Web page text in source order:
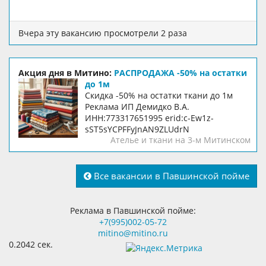
Вчера эту вакансию просмотрели 2 раза
Акция дня в Митино: РАСПРОДАЖА -50% на остатки
до 1м
Скидка -50% на остатки ткани до 1м
Реклама ИП Демидко В.А.
ИНН:773317651995 erid:c-Ew1z-
sST5sYCPFFyJnAN9ZLUdrN
Ателье и ткани на 3-м Митинском
Все вакансии в Павшинской пойме
Реклама в Павшинской пойме:
+7(995)002-05-72
mitino@mitino.ru
0.2042 сек.